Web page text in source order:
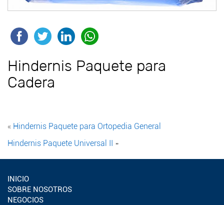
Hindernis Paquete para
Cadera
« Hindernis Paquete para Ortopedia General
Hindernis Paquete Universal II »
INICIO
SOBRE NOSOTROS
NEGOCIOS